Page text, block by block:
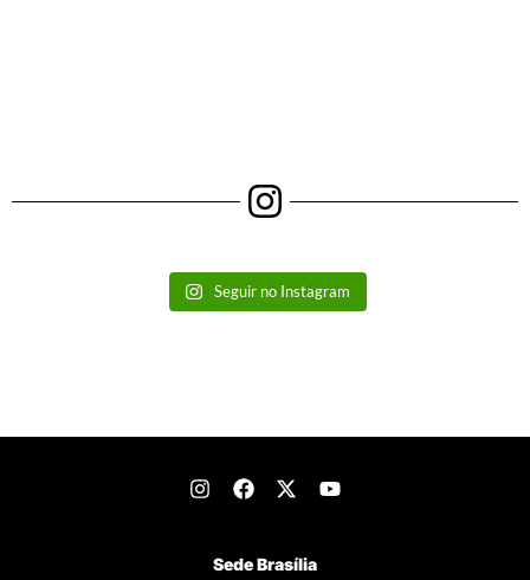
Seguir no Instagram
Sede Brasília